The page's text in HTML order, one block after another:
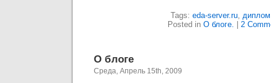
Tags: eda-server.ru, диплом
Posted in О блоге. 2
О блоге
Среда, Апрель 15th, 2009